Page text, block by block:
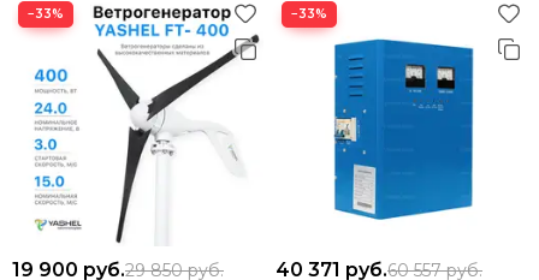
−33%
19 900 руб.29 850руб.
−33%
40 371 руб.60 557руб.